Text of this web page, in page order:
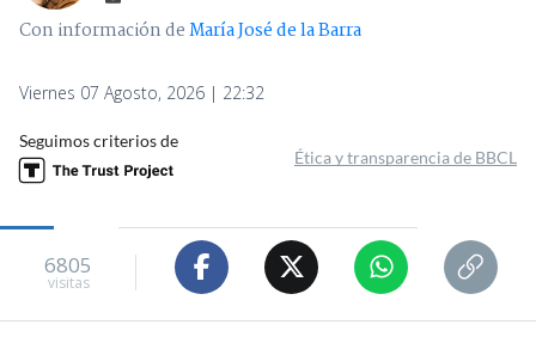
Con información deMaría José de la Barra
Viernes 07 Agosto, 2026 | 22:32
Seguimos criterios de
Ética y transparencia de BBCL
6805
visitas